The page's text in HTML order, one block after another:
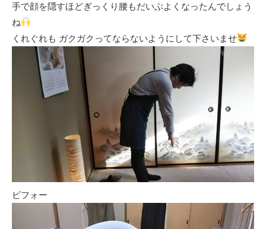
手で顔を隠すほどぎっくり腰もだいぶよくなったんでしょう
ね
くれぐれも ガクガクってならないようにして下さいませ
ビフォー